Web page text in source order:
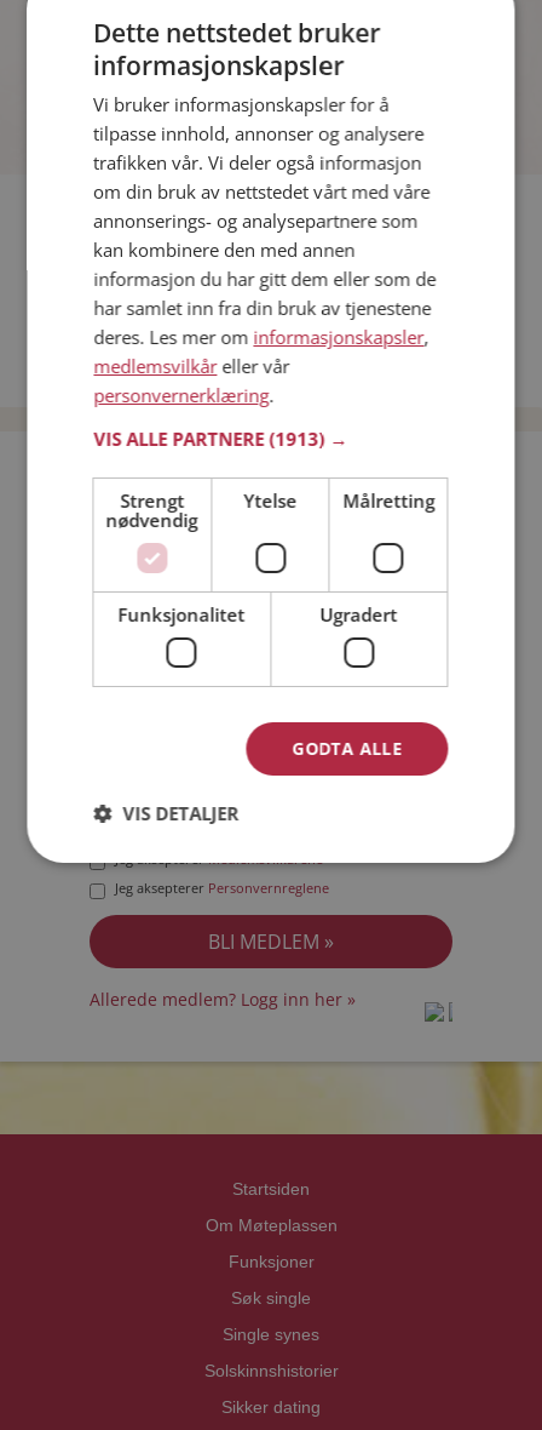
som synes du er interessant.
Online nå!
Fler single
Flere singlemenn fra Lillehammer:Thor Erik,Jonny,
Kvinner fra Lillehammer
Date kvinner i Norge
Date menn i Norge
Bli medlem gratis!
Jeg er en: Mann Kvinne
Min alder:
Jeg akseptererMedlemsvilkårene
Jeg aksepterer Personvernreglene
Allerede medlem? Logg inn her »
Startsiden
Om Møteplassen
Funksjoner
Søk single
Single synes
Solskinnshistorier
Sikker dating
Dette nettstedet bruker
informasjonskapsler
Vi bruker informasjonskapsler for å
tilpasse innhold, annonser og analysere
trafikken vår. Vi deler også informasjon
om din bruk av nettstedet vårt med våre
annonserings- og analysepartnere som
kan kombinere den med annen
informasjon du har gitt dem eller som de
har samlet inn fra din bruk av tjenestene
deres. Les mer om informasjonskapsler,
medlemsvilkåreller vår
personvernerklæring.
VIS ALLE PARTNERE(1913) →
Strengt
nødvendig
Ytelse Målretting
Funksjonalitet Ugradert
GODTA ALLE
VIS DETALJER